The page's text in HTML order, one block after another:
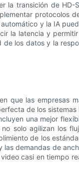
transición de
protocolos
y la IA
la latencia y
los datos y la
que las empresas
de los
una mejor
solo agilizan los
de los
demandas de
casi en tiempo